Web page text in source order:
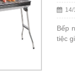
14/
Bếp
tiệc